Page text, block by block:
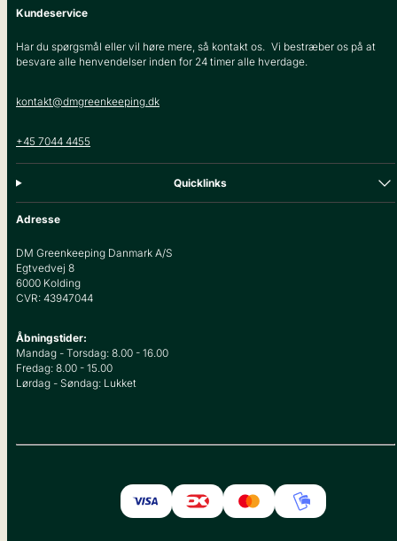
Kundeservice
Har du spørgsmål eller vil høre mere, så kontakt os. Vi bestræber os på at
besvare alle henvendelser inden for 24 timer alle hverdage.
kontakt@dmgreenkeeping.dk
+45 7044 4455
Quicklinks
Adresse
DM Greenkeeping Danmark A/S
Egtvedvej 8
6000 Kolding
CVR: 43947044
Åbningstider:
Mandag - Torsdag: 8.00 - 16.00
Fredag: 8.00 - 15.00
Lørdag - Søndag: Lukket
Betalingsmetoder